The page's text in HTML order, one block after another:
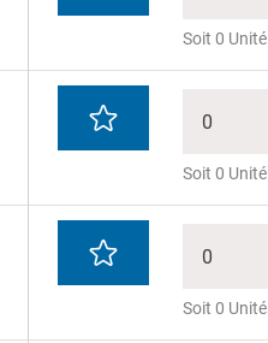
Soit 0 Unité
0
Soit 0 Unité
0
Soit 0 Unité